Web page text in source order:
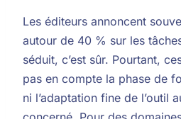
Les éditeurs annoncent
autour de 40 % sur les
séduit, c’est sûr. Pourtant,
pas en compte la phase de
ni l’adaptation fine de l’outil